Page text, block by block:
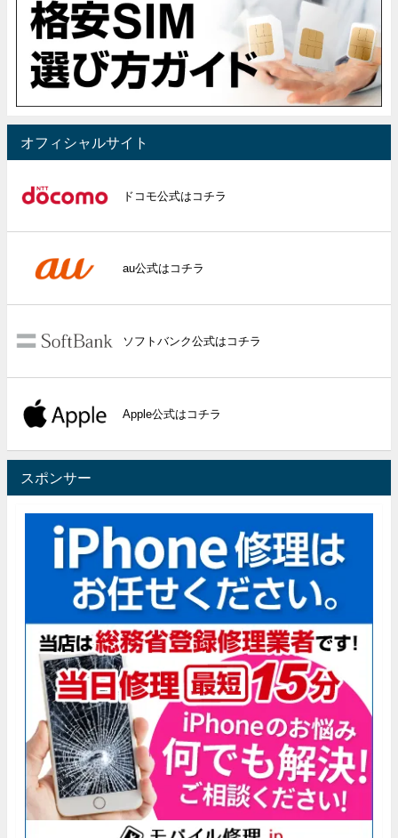
オフィシャルサイト
ドコモ公式はコチラ
au公式はコチラ
ソフトバンク公式はコチラ
Apple公式はコチラ
スポンサー